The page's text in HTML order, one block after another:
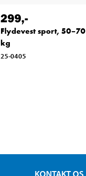
299,-
Flydevest sport, 50–70
kg
25-0405